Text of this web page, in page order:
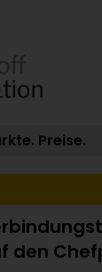
Preise.
den